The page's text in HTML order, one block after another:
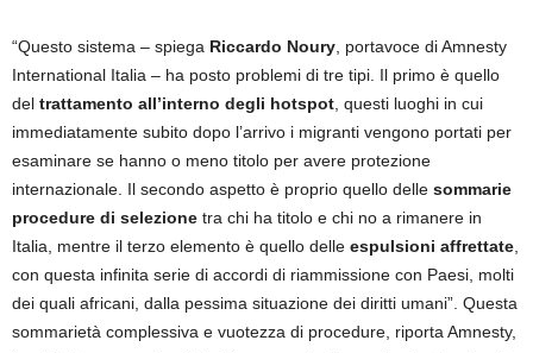
“Questo sistema – spiega Riccardo Noury , portavoce di Amnesty
International Italia – ha posto problemi di tre tipi. Il primo è quello
del trattamento all’interno degli hotspot , questi luoghi in cui
immediatamente subito dopo l’arrivo i migranti vengono portati per
esaminare se hanno o meno titolo per avere protezione
internazionale. Il secondo aspetto è proprio quello delle sommarie
procedure di selezione tra chi ha titolo e chi no a rimanere in
Italia, mentre il terzo elemento è quello delle espulsioni affrettate
con questa infinita serie di accordi di riammissione con Paesi, molti
dei quali africani, dalla pessima situazione dei diritti umani”. Questa
sommarietà complessiva e vuotezza di procedure, riporta Amnesty,